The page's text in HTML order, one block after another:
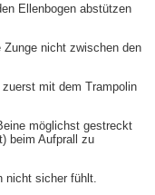
Ellenbogen abstützen
nicht zwischen den
mit dem Trampolin
möglichst gestreckt
beim Aufprall zu
nicht sicher fühlt.